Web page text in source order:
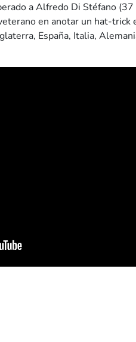
a Alfredo Di Stéfano
en anotar un hat-trick
España, Italia,